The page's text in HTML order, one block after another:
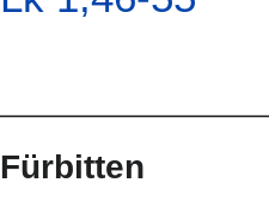
Fürbitten